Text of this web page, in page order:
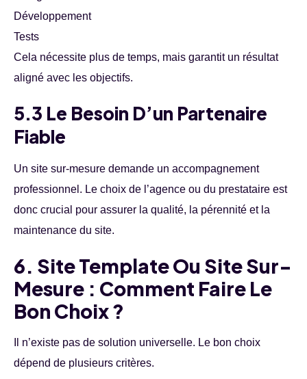
Développement
Tests
Cela nécessite plus de temps, mais garantit un résultat
aligné avec les objectifs.
5.3 Le Besoin D’un Partenaire
Fiable
Un site sur-mesure demande un accompagnement
professionnel. Le choix de l’agence ou du prestataire est
donc crucial pour assurer la qualité, la pérennité et la
maintenance du site.
6. Site Template Ou Site Sur-
Mesure : Comment Faire Le
Bon Choix ?
Il n’existe pas de solution universelle. Le bon choix
dépend de plusieurs critères.